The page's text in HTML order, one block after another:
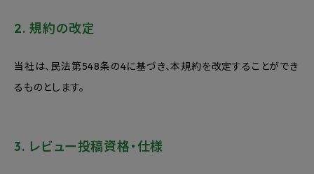
2. 規約の改定
当社は、民法第548条の4に基づき、本規約を改定することができ
るものとします。
3. レビュー投稿資格・仕様